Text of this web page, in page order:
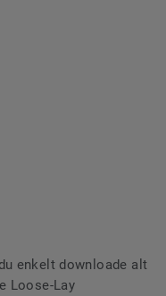
enkelt downloade alt
Loose-Lay